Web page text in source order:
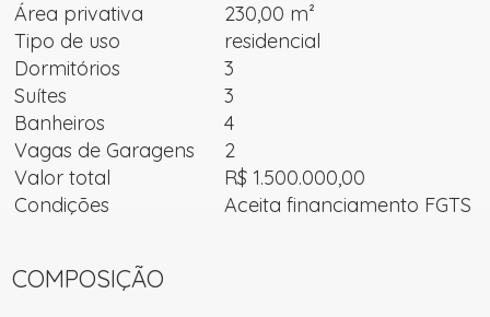
Área privativa
230,00 m²
Tipo de uso
residencial
Dormitórios
3
Suítes
3
Banheiros
4
Vagas de Garagens
2
Valor total
R$ 1.500.000,00
Condições
Aceita financiamento FGTS
COMPOSIÇÃO